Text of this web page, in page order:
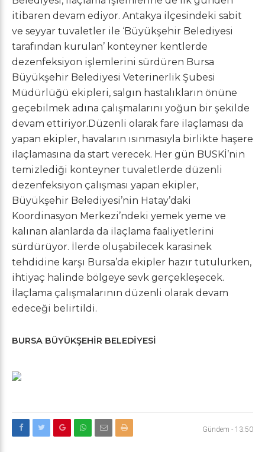
itibaren devam ediyor. Antakya ilçesindeki sabit
ve seyyar tuvaletler ile ‘Büyükşehir Belediyesi
tarafından kurulan’ konteyner kentlerde
dezenfeksiyon işlemlerini sürdüren Bursa
Büyükşehir Belediyesi Veterinerlik Şubesi
Müdürlüğü ekipleri, salgın hastalıkların önüne
geçebilmek adına çalışmalarını yoğun bir şekilde
devam ettiriyor.Düzenli olarak fare ilaçlaması da
yapan ekipler, havaların ısınmasıyla birlikte haşere
ilaçlamasına da start verecek. Her gün BUSKİ’nin
temizlediği konteyner tuvaletlerde düzenli
dezenfeksiyon çalışması yapan ekipler,
Büyükşehir Belediyesi’nin Hatay’daki
Koordinasyon Merkezi’ndeki yemek yeme ve
kalınan alanlarda da ilaçlama faaliyetlerini
sürdürüyor. İlerde oluşabilecek karasinek
tehdidine karşı Bursa’da ekipler hazır tutulurken,
ihtiyaç halinde bölgeye sevk gerçekleşecek.
İlaçlama çalışmalarının düzenli olarak devam
edeceği belirtildi.
BURSA BÜYÜKŞEHİR BELEDİYESİ
Gündem - 13:50